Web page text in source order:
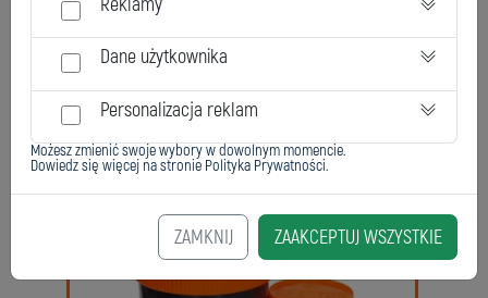
Chester Surface Protector CK
Dane użytkownika
Personalizacja reklam
Możesz zmienić swoje wybory w dowolnym momencie.
Dowiedz się więcej na stronie Polityka Prywatności.
ZAMKNIJ ZAAKCEPTUJ WSZYSTKIE